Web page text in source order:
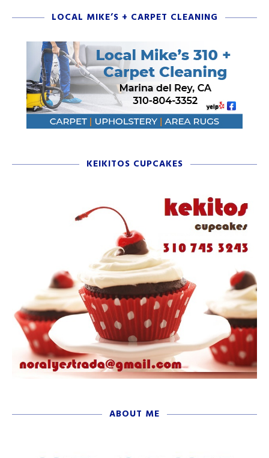
LOCAL MIKE’S + CARPET CLEANING
KEIKITOS CUPCAKES
ABOUT ME